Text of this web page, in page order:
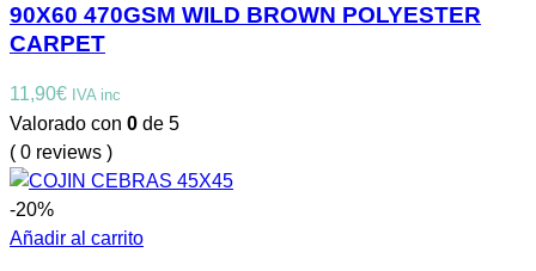
90X60 470GSM WILD BROWN POLYESTER
CARPET
11,90€ IVA inc
Valorado con 0 de 5
( 0 reviews )
-20%
Añadir al carrito